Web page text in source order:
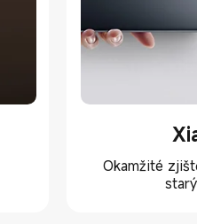
Okamžité